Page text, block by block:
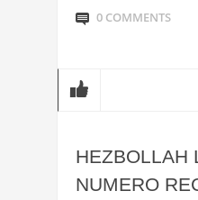
0 COMMENTS
HEZBOLLAH
NUMERO